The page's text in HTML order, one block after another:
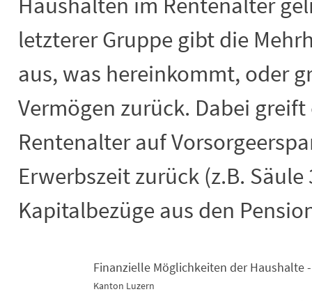
letzterer Gruppe gibt die
aus, was hereinkommt, oder
Vermögen zurück. Dabei
Rentenalter auf
Erwerbszeit zurück (z.B. Säule
Kapitalbezüge aus den
Finanzielle Möglichkeiten der
Finanzielle Möglichkeiten der Haushalte
Kanton Luzern